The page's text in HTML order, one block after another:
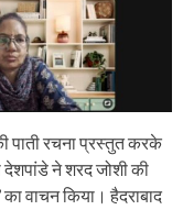
की पाती रचना प्रस्तुत करके
देशपांडे ने शरद जोशी की
वाचन किया। हैदराबाद